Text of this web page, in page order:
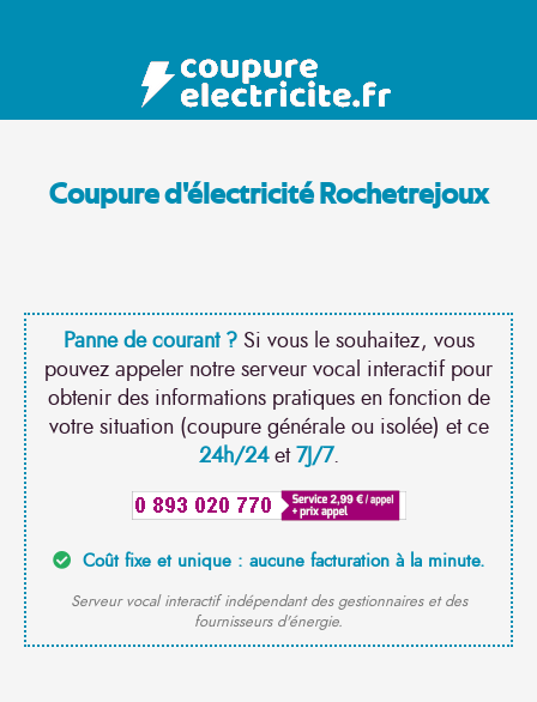
Coupure d'électricité Rochetrejoux
Panne de courant ?Si vous le souhaitez, vous
pouvez appeler notre serveur vocal interactif pour
obtenir des informations pratiques en fonction de
votre situation (coupure générale ou isolée) et ce
24h/24et7J/7.
Coût fixe et unique : aucune facturation à la minute.
Serveur vocal interactif indépendant des gestionnaires et des
fournisseurs d'énergie.